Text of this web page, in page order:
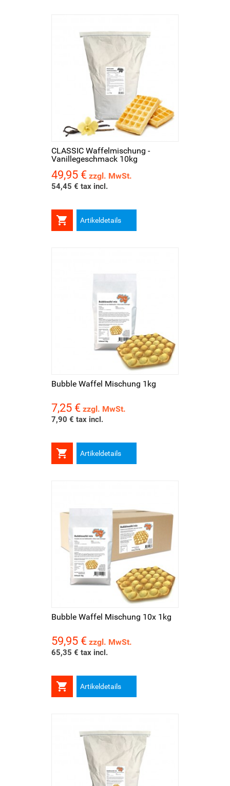
CLASSIC Waffelmischung -
Vanillegeschmack 10kg
Preis
49,95 € zzgl. MwSt.
54,45 € tax incl.
 Artikeldetails
Bubble Waffel Mischung 1kg
Preis
7,25 € zzgl. MwSt.
7,90 € tax incl.
 Artikeldetails
Bubble Waffel Mischung 10x 1kg
Preis
59,95 € zzgl. MwSt.
65,35 € tax incl.
 Artikeldetails